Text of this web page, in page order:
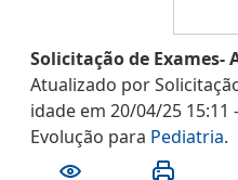
Solicitação de Exames-
Atualizado por
idade em 20/04/25 15:11
Evolução para Pediatria.